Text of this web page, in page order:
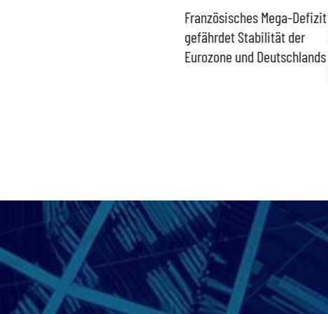
Französisches Mega-Defizit
gefährdet Stabilität der
Eurozone und Deutschlands